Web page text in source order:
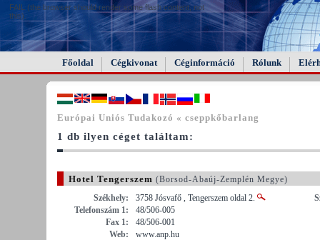
FAIL (the browser should render some flash content, not
this).
Főoldal Cégkivonat Céginformáció Rólunk
Európai Uniós Tudakozó « cseppkőbarlang
1 db ilyen céget találtam:
Hotel Tengerszem (Borsod-Abaúj-Zemplén Megye)
Székhely:
3758 Jósvafő , Tengerszem oldal 2.
Telefonszám 1:
48/506-005
Fax 1:
48/506-001
Web:
www.anp.hu